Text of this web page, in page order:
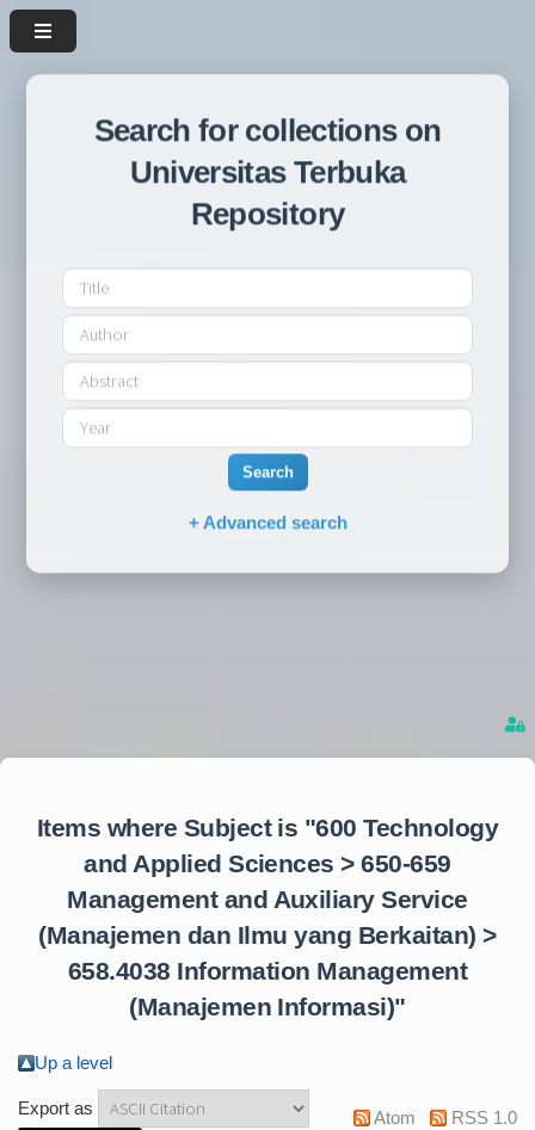
Search for collections on
Universitas Terbuka
Repository
Search
+ Advanced search
Items where Subject is "600 Technology
and Applied Sciences > 650-659
Management and Auxiliary Service
(Manajemen dan Ilmu yang Berkaitan) >
658.4038 Information Management
(Manajemen Informasi)"
Up a level
Export as Atom
RSS 1.0